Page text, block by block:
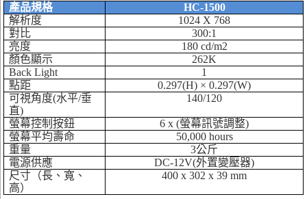
產品規格
HC-1500
解析度
1024 X 768
對比
300:1
亮度
180 cd/m2
顏色顯示
262K
Back Light
1
點距
0.297(H) × 0.297(W)
可視角度(水平/垂
直)
140/120
螢幕控制按鈕 6 x (螢幕訊號調整)
螢幕平均壽命
50,000 hours
重量
3公斤
電源供應
DC-12V(外置變壓器)
尺寸（長、寬、
高）
400 x 302 x 39 mm